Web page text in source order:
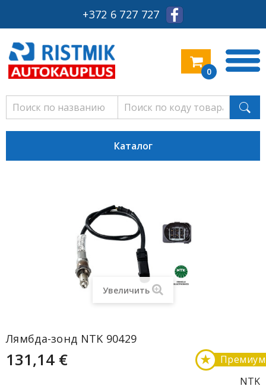
+372 6 727 727
0
Каталог
Увеличить
Лямбда-зонд NTK 90429
131,14 € Премиум
★
NTK